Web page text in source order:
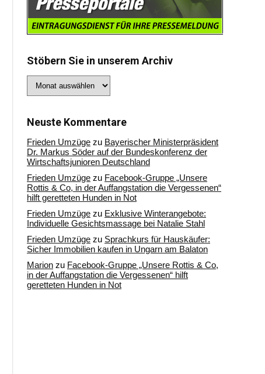
Stöbern Sie in unserem Archiv
Sie
Archiv
Neuste Kommentare
Frieden Umzüge zu Bayerischer Ministerpräsident
Dr. Markus Söder auf der Bundeskonferenz der
Wirtschaftsjunioren Deutschland
Frieden Umzüge zu Facebook-Gruppe „Unsere
Rottis & Co, in der Auffangstation die Vergessenen“
hilft geretteten Hunden in Not
Frieden Umzüge zu Exklusive Winterangebote:
Individuelle Gesichtsmassage bei Natalie Stahl
Frieden Umzüge zu Sprachkurs für Hauskäufer:
Sicher Immobilien kaufen in Ungarn am Balaton
Marion zu Facebook-Gruppe „Unsere Rottis & Co,
in der Auffangstation die Vergessenen“ hilft
geretteten Hunden in Not